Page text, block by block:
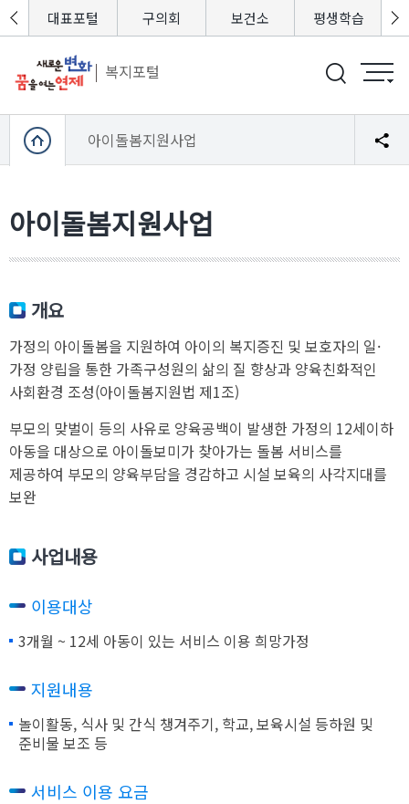
복지포털
털 대표포털 구의회 보건소 평생학습
아이돌봄지원사업
아이돌봄지원사업
개요
가정의 아이돌봄을 지원하여 아이의 복지증진 및 보호자의 일·
가정 양립을 통한 가족구성원의 삶의 질 향상과 양육친화적인
사회환경 조성(아이돌봄지원법 제1조)
부모의 맞벌이 등의 사유로 양육공백이 발생한 가정의 12세이하
아동을 대상으로 아이돌보미가 찾아가는 돌봄 서비스를
제공하여 부모의 양육부담을 경감하고 시설 보육의 사각지대를
보완
사업내용
이용대상
3개월 ~ 12세 아동이 있는 서비스 이용 희망가정
지원내용
놀이활동, 식사 및 간식 챙겨주기, 학교, 보육시설 등하원 및
준비물 보조 등
서비스 이용 요금